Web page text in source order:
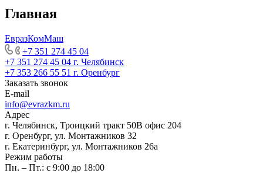
Главная
ЕвразКомМаш
+7 351 274 45 04
+7 351 274 45 04 г. Челябинск
+7 353 266 55 51 г. Оренбург
Заказать звонок
E-mail
info@evrazkm.ru
Адрес
г. Челябинск, Троицкий тракт 50В офис 204
г. Оренбург, ул. Монтажников 32
г. Екатеринбург, ул. Монтажников 26а
Режим работы
Пн. – Пт.: с 9:00 до 18:00